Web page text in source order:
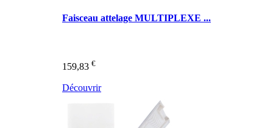
Faisceau attelage MULTIPLEXE ...
159,83 €
Découvrir